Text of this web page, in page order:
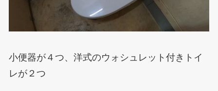
小便器が４つ、洋式のウォシュレット付きトイ
レが２つ